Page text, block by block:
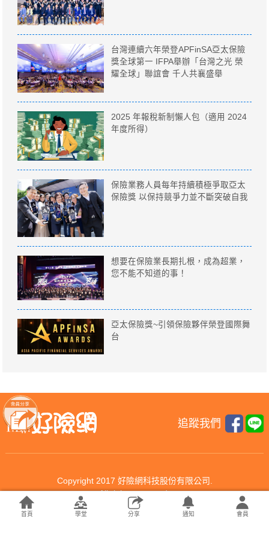
台灣連續六年榮登APFinSA亞太保險
獎全球第一 IFPA舉辦「台灣之光 榮
耀全球」聯誼會 千人共襄盛舉
2025 年報稅新制懶人包（適用 2024
年度所得）
保險業務人員每年持續積極爭取亞太
保險獎 以保持競爭力並不斷突破自我
想要在保險業長期扎根，成為超業，
您不能不知道的事！
亞太保險獎~引領保險夥伴榮登國際舞
台
追蹤我們
Copyright 2017 好險網科技股份有限公司.
All rights reserved.